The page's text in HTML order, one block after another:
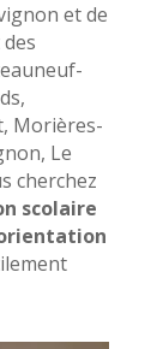
et de
Morières-
Le
cherchez
scolaire